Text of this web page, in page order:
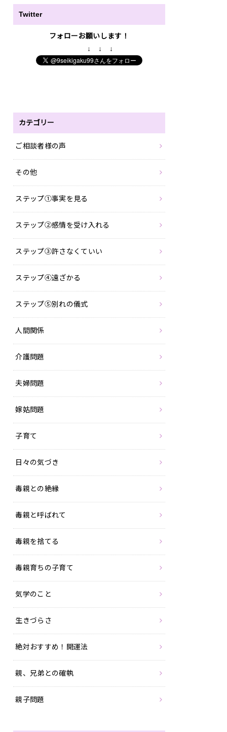
Twitter
フォローお願いします！
↓
↓ ↓
カテゴリー
ご相談者様の声
その他
ステップ①事実を見る
ステップ②感情を受け入れる
ステップ③許さなくていい
ステップ④遠ざかる
ステップ⑤別れの儀式
人間関係
介護問題
夫婦問題
嫁姑問題
子育て
日々の気づき
毒親との絶縁
毒親と呼ばれて
毒親を捨てる
毒親育ちの子育て
気学のこと
生きづらさ
絶対おすすめ！開運法
親、兄弟との確執
親子問題